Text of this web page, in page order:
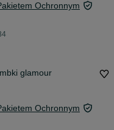
Ochronnym
glamour
Ochronnym